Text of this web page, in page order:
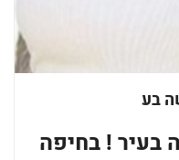
בע
! בחיפה